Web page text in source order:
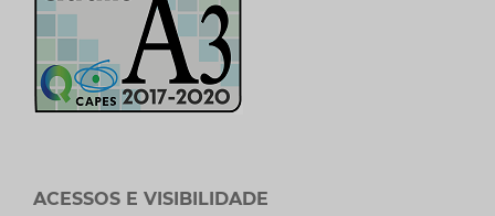
ACESSOS E VISIBILIDADE